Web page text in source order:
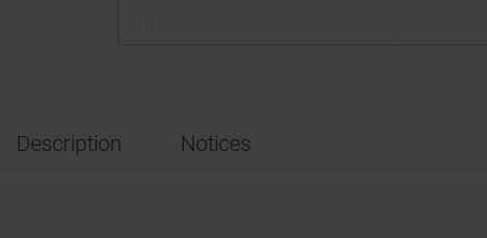
Description Notices